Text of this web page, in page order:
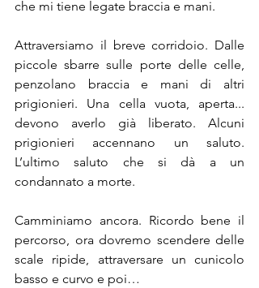
che mi tiene legate braccia e mani.
Attraversiamo il breve corridoio. Dalle
piccole sbarre sulle porte delle celle,
penzolano braccia e mani di altri
prigionieri. Una cella vuota, aperta...
devono averlo già liberato. Alcuni
prigionieri accennano un saluto.
L’ultimo saluto che si dà a un
condannato a morte.
Camminiamo ancora. Ricordo bene il
percorso, ora dovremo scendere delle
scale ripide, attraversare un cunicolo
basso e curvo e poi…